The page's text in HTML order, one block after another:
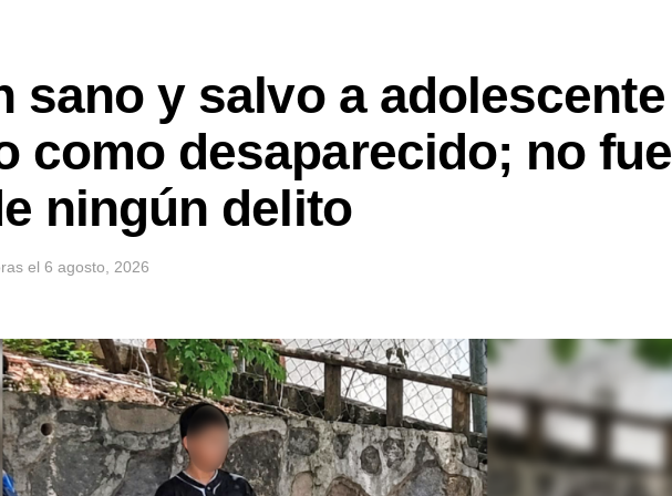
sano y salvo a adolescente
como desaparecido; no fue
ningún delito
el 6 agosto, 2026